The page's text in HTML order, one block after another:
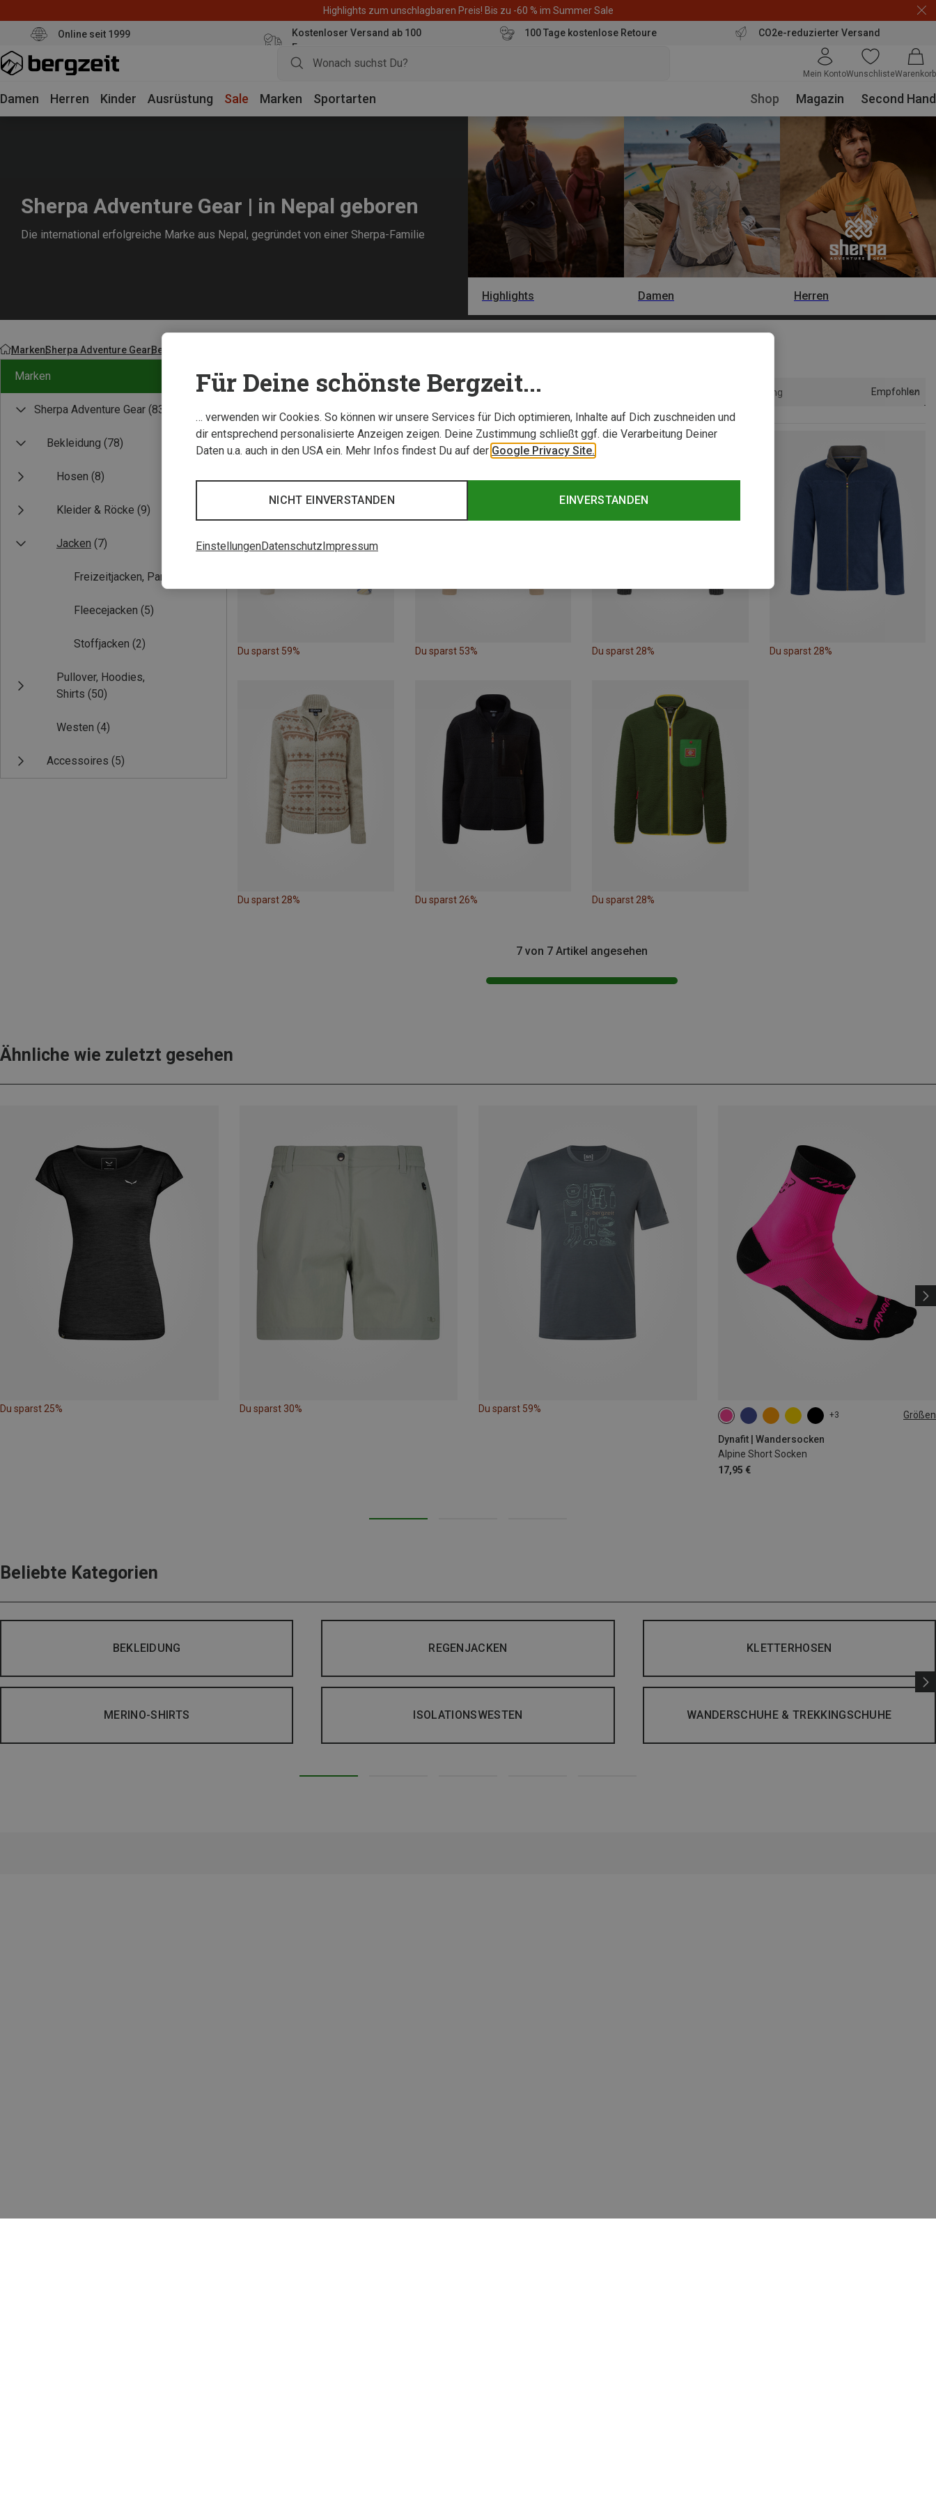
Highlights zum unschlagbaren Preis! Bis zu -60 % im Summer Sale
Online seit 1999
Kostenloser Versand ab 100
Euro
100 Tage kostenlose Retoure CO2e-reduzierter Versand
Mein KontoWunschlisteWarenkorb
Damen Herren Kinder Ausrüstung Sale Marken Sportarten Shop Magazin Second Hand
Sherpa Adventure Gear | in Nepal geboren
Die international erfolgreiche Marke aus Nepal, gegründet von einer Sherpa-Familie
Highlights Damen Herren
MarkenSherpa Adventure GearBekleidung
Marken
Sherpa Adventure Gear (83)
Bekleidung (78)
Hosen (8)
Kleider & Röcke (9)
Jacken (7)
Freizeitjacken, Parkas
Fleecejacken (5)
Stoffjacken (2)
Pullover, Hoodies,
Shirts (50)
Westen (4)
Accessoires (5)
Sortierung Empfohlen
Du sparst 59% Du sparst 53% Du sparst 28% Du sparst 28%
Du sparst 28% Du sparst 26% Du sparst 28%
7 von 7 Artikel angesehen
Ähnliche wie zuletzt gesehen
Du sparst 25% Du sparst 30% Du sparst 59%
+3 Größen
Dynafit | Wandersocken
Alpine Short Socken
17,95 €
35|36|37|38 39|40|41|42
Beliebte Kategorien
BEKLEIDUNG REGENJACKEN KLETTERHOSEN
MERINO-SHIRTS ISOLATIONSWESTEN WANDERSCHUHE & TREKKINGSCHUHE
Für Deine schönste Bergzeit...
… verwenden wir Cookies. So können wir unsere Services für Dich optimieren, Inhalte auf Dich zuschneiden und
dir entsprechend personalisierte Anzeigen zeigen. Deine Zustimmung schließt ggf. die Verarbeitung Deiner
Daten u.a. auch in den USA ein. Mehr Infos findest Du auf der Google Privacy Site.
EINVERSTANDEN
NICHT EINVERSTANDEN
EinstellungenDatenschutz Impressum